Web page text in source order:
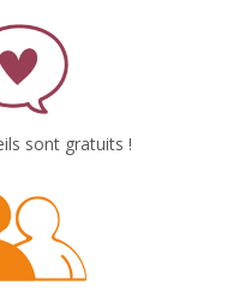
sont gratuits !